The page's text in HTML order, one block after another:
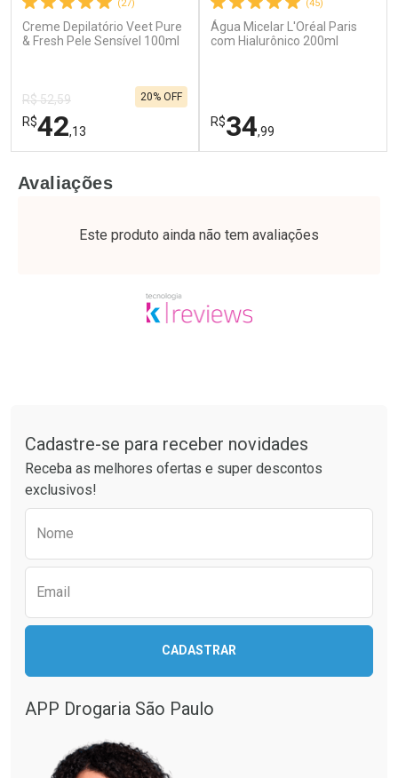
Ativar Desconto
Por R$ 41,27/cada
Ativar Desconto
(27)
Creme Depilatório Veet Pure
& Fresh Pele Sensível 100ml
R$ 52,59
R$42,13
20% OFF
Laboratório
Ativar Desconto
Comprar sem Desconto
Por Menos
Comprar sem Desconto
Por R$ 42,13/cada
(45)
Água Micelar L'Oréal Paris
com Hialurônico 200ml
R$34,99
Laboratório
Ativar Desconto
Comprar sem Desconto
Por Menos
Comprar sem Desconto
Avaliações
Este produto ainda não tem avaliações
Cadastre-se para receber novidades
Receba as melhores ofertas e super descontos
exclusivos!
Nome
Email
CADASTRAR
APP Drogaria São Paulo